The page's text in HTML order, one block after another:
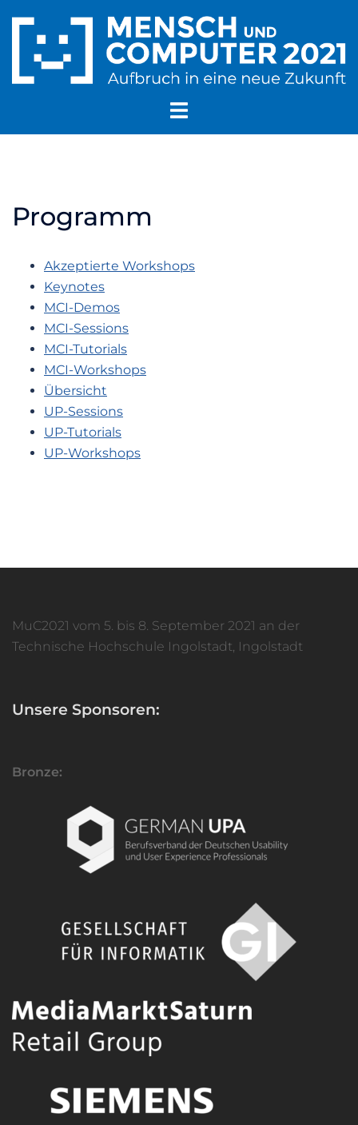
springen
Menü
Programm
Akzeptierte Workshops
Keynotes
MCI-Demos
MCI-Sessions
MCI-Tutorials
MCI-Workshops
Übersicht
UP-Sessions
UP-Tutorials
UP-Workshops
MuC2021 vom 5. bis 8. September 2021 an der
Technische Hochschule Ingolstadt, Ingolstadt
Unsere Sponsoren:
Bronze: